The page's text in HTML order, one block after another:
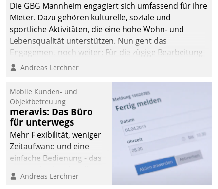
Die GBG Mannheim engagiert sich umfassend für ihre
Mieter. Dazu gehören kulturelle, soziale und
sportliche Aktivitäten, die eine hohe Wohn- und
Lebensqualität unterstützen. Nun geht das
Engagement noch weiter: Für die zügige Bearbeitung
von Beschwerden – oder Lob – richtet das
und Beschwerde-Management einen eigenen Kanal
ein.
Andreas Lerchner
Mobile Kunden- und
Objektbetreuung
meravis: Das Büro
für unterwegs
Mehr Flexibilität, weniger
Zeitaufwand und eine
einfache Bedienung - das
Cockpit für mobile
Andreas Lerchner